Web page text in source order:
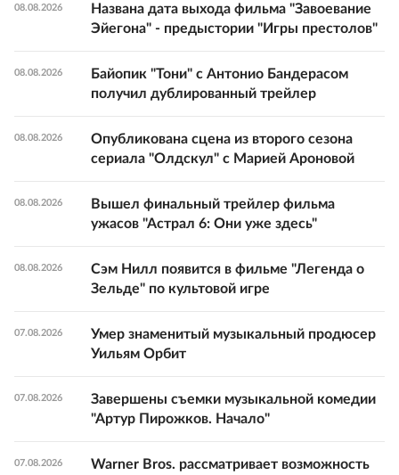
08.08.2026
Названа дата выхода фильма "Завоевание
Эйегона" - предыстории "Игры престолов"
08.08.2026
Байопик "Тони" с Антонио Бандерасом
получил дублированный трейлер
08.08.2026
Опубликована сцена из второго сезона
сериала "Олдскул" с Марией Ароновой
08.08.2026
Вышел финальный трейлер фильма
ужасов "Астрал 6: Они уже здесь"
08.08.2026
Сэм Нилл появится в фильме "Легенда о
Зельде" по культовой игре
07.08.2026
Умер знаменитый музыкальный продюсер
Уильям Орбит
07.08.2026
Завершены съемки музыкальной комедии
"Артур Пирожков. Начало"
07.08.2026
Warner Bros. рассматривает возможность